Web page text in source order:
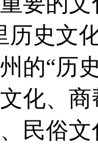
历史文
的“历
化、
民俗